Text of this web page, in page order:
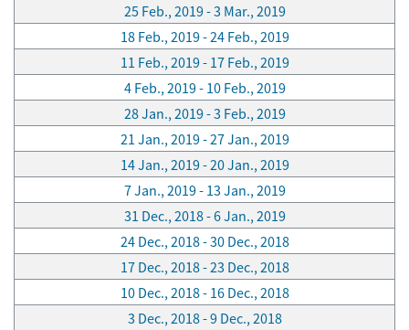
25 Feb., 2019 - 3 Mar., 2019
18 Feb., 2019 - 24 Feb., 2019
11 Feb., 2019 - 17 Feb., 2019
4 Feb., 2019 - 10 Feb., 2019
28 Jan., 2019 - 3 Feb., 2019
21 Jan., 2019 - 27 Jan., 2019
14 Jan., 2019 - 20 Jan., 2019
7 Jan., 2019 - 13 Jan., 2019
31 Dec., 2018 - 6 Jan., 2019
24 Dec., 2018 - 30 Dec., 2018
17 Dec., 2018 - 23 Dec., 2018
10 Dec., 2018 - 16 Dec., 2018
3 Dec., 2018 - 9 Dec., 2018